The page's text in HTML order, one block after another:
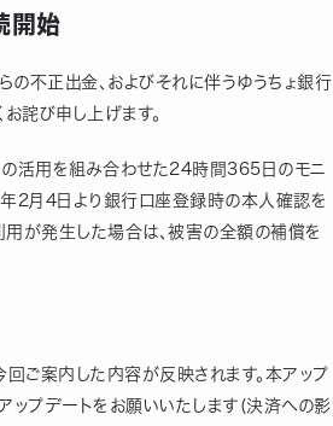
開始
不正出金、およびそれに伴うゆうちょ銀行
詫び申し上げます。
の活用を組み合わせた24時間365日のモニ
年2月4日より銀行口座登録時の本人確認を
用が発生した場合は、被害の全額の補償を
ご案内した内容が反映されます。本アップ
ップデートをお願いいたします(決済への影